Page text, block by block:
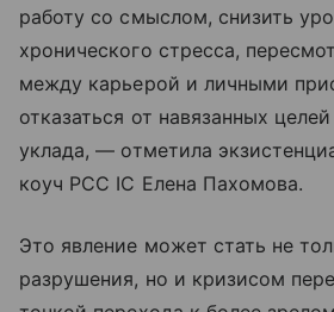
работу со смыслом, снизить
хронического стресса,
между карьерой и личными
отказаться от навязанных
уклада, — отметила
коуч PCC IC Елена Пахомова.
Это явление может стать не
разрушения, но и кризисом